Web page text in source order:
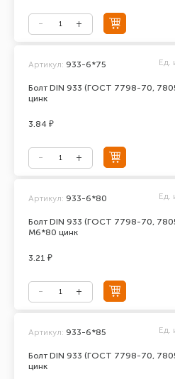
Болт DIN 933 (ГОСТ 7798-70,
цинк
Артикул: 933-6*75 Ед.
3.84 ₽
Болт DIN 933 (ГОСТ 7798-70,
М6*80 цинк
Артикул: 933-6*80 Ед.
3.21 ₽
Болт DIN 933 (ГОСТ 7798-70,
цинк
Артикул: 933-6*85 Ед.